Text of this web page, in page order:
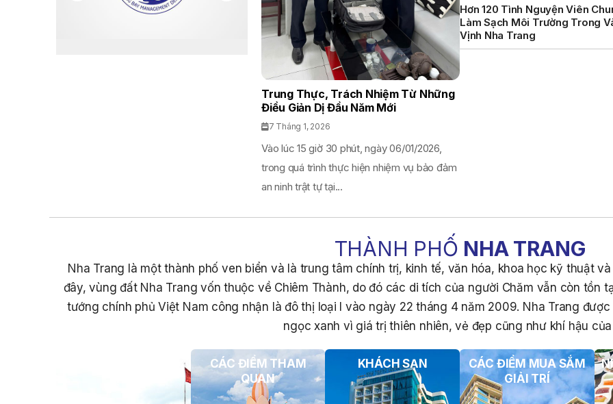
Trung Thực, Trách Nhiệm Từ Những
Điều Giản Dị Đầu Năm Mới
7 Tháng 1, 2026
Vào lúc 15 giờ 30 phút, ngày 06/01/2026,
trong quá trình thực hiện nhiệm vụ bảo đảm
an ninh trật tự tại...
Hơn 120 Tình Nguyện Viên
Làm Sạch Môi Trường Trong
Vịnh Nha Trang
THÀNH PHỐ NHA TRANG
Nha Trang là một thành phố ven biển và là trung tâm chính trị, kinh tế, văn hóa, khoa học kỹ thuật
đây, vùng đất Nha Trang vốn thuộc về Chiêm Thành, do đó các di tích của người Chăm vẫn còn tồn
tướng chính phủ Việt Nam công nhận là đô thị loại I vào ngày 22 tháng 4 năm 2009. Nha Trang
ngọc xanh vì giá trị thiên nhiên, vẻ đẹp cũng như khí hậu của
CÁC ĐIỂM THAM
QUAN
KHÁCH SẠN
CÁC ĐIỂM MUA SẮM
GIẢI TRÍ